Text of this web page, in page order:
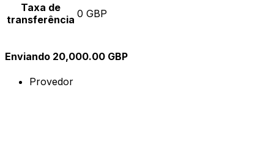
Taxa de
transferência 0 GBP
Enviando 20,000.00 GBP
Provedor